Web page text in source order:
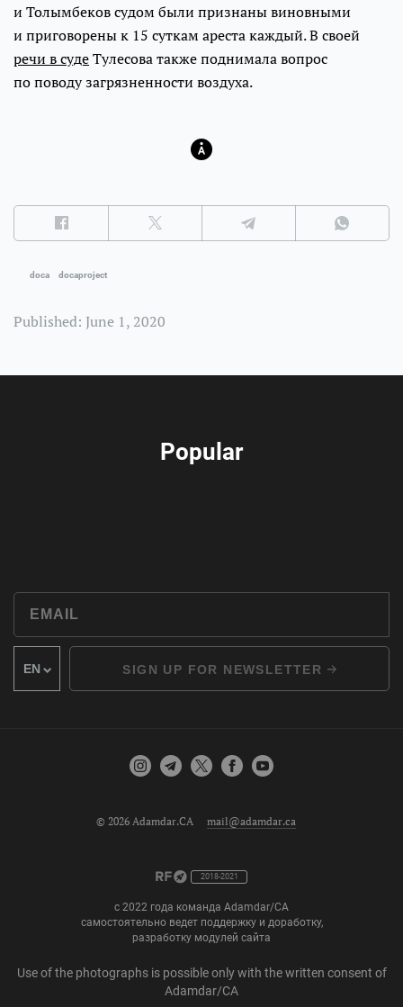
и Толымбеков судом были признаны виновными
и приговорены к 15 суткам ареста каждый. В своей
речи в судеТулесова также поднимала вопрос
по поводу загрязненности воздуха.
doca docaproject
Published: June 1, 2020
Popular
SIGN UP FOR NEWSLETTER
© 2026 Adamdar.CA mail@adamdar.ca
2018-2021
с 2022 года команда Adamdar/CA
самостоятельно ведет поддержку и доработку,
разработку модулей сайта
Use of the photographs is possible only with the written consent of
Adamdar/CA